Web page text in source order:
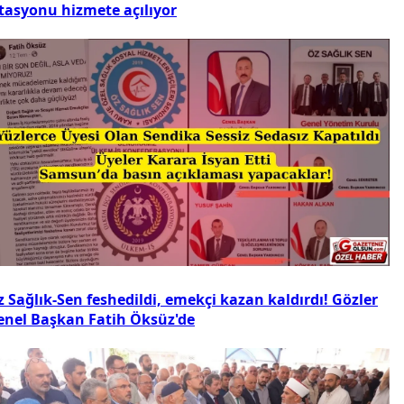
hizmete açılıyor
Sağlık-Sen feshedildi, emekçi kazan kaldırdı! Gözler
Başkan Fatih Öksüz'de